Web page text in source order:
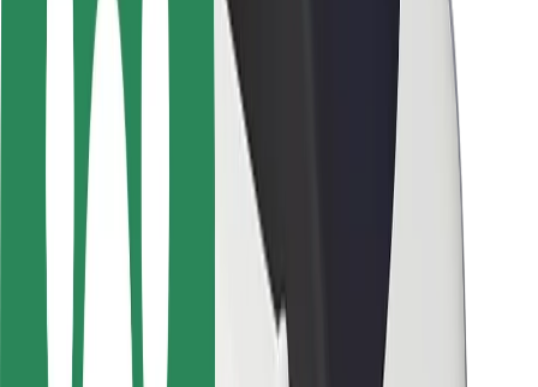
Sécurité des passagers
Sécurité des chauffeurs
Sécurité à trottinette
Safety Lab
Villes
Emplacements
Solutions pour les villes
Aéroports
Stations de charge Bolt